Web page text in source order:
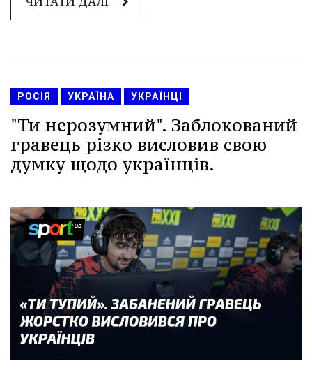
РОСІЯ УКРАЇНА УКРАЇНЦІ
"Ти нерозумний". Заблокований
гравець різко висловив свою
думку щодо українців.